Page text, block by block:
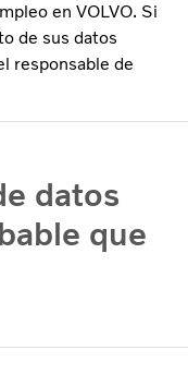
en VOLVO. Si
de sus datos
responsable de
datos
que